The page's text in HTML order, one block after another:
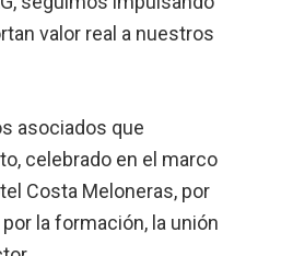
valor real a nuestros
asociados que
celebrado en el marco
Costa Meloneras, por
la formación, la unión